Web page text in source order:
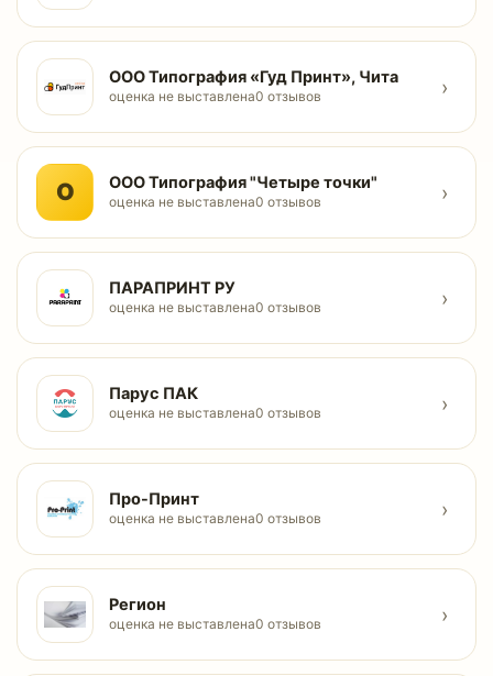
ООО Типография «Гуд Принт», Чита
оценка не выставлена0 отзывов ›
О ООО Типография "Четыре точки"
оценка не выставлена0 отзывов ›
ПАРАПРИНТ РУ
оценка не выставлена0 отзывов ›
Парус ПАК
оценка не выставлена0 отзывов ›
Про-Принт
оценка не выставлена0 отзывов ›
Регион
оценка не выставлена0 отзывов ›